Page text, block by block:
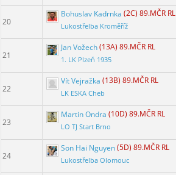
20
Bohuslav Kadrnka (2C) 89.MČR RL
Lukostřelba Kroměříž
21
Jan Vožech(13A) 89.MČR RL
1. LK Plzeň 1935
22
Vít Vejražka (13B) 89.MČR RL
LK ESKA Cheb
23
Martin Ondra (10D) 89.MČR RL
LO TJ Start Brno
24
Son Hai Nguyen(5D) 89.MČR RL
Lukostřelba Olomouc